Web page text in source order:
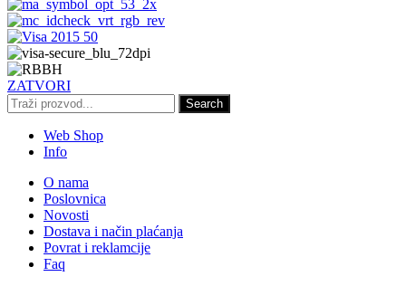
ZATVORI
Search
Web Shop
Info
O nama
Poslovnica
Novosti
Dostava i način plaćanja
Povrat i reklamcije
Faq